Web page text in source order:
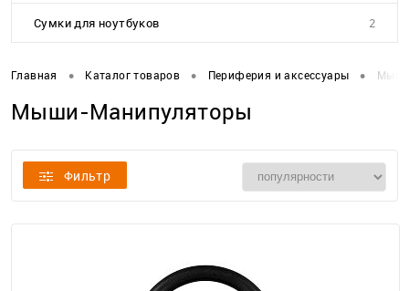
Сумки для ноутбуков 2
Главная • Каталог товаров • Периферия и аксессуары •
Мыши-Манипуляторы
Фильтр